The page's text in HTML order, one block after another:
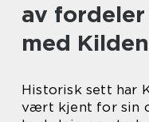
av
med
Historisk sett har
vært kjent for sin